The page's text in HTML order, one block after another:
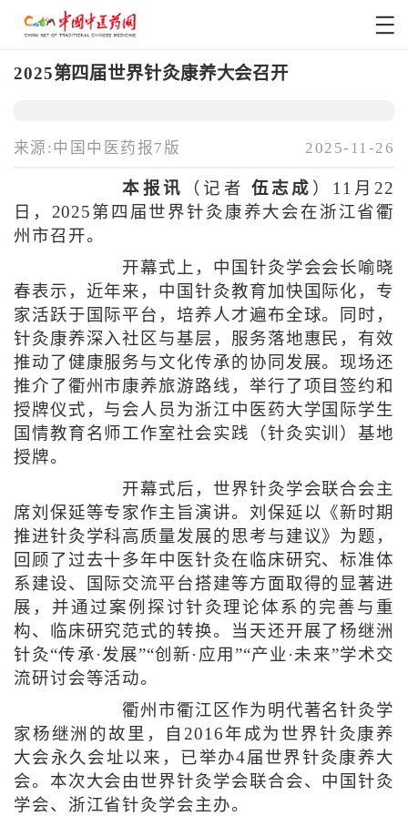
2025第四届世界针灸康养大会召开
来源:中国中医药报7版 2025-11-26
本报讯 （记者 伍志成 ）11月22
日，2025第四届世界针灸康养大会在浙江省衢
州市召开。
开幕式上，中国针灸学会会长喻晓
春表示，近年来，中国针灸教育加快国际化，专
家活跃于国际平台，培养人才遍布全球。同时，
针灸康养深入社区与基层，服务落地惠民，有效
推动了健康服务与文化传承的协同发展。现场还
推介了衢州市康养旅游路线，举行了项目签约和
授牌仪式，与会人员为浙江中医药大学国际学生
国情教育名师工作室社会实践（针灸实训）基地
授牌。
开幕式后，世界针灸学会联合会主
席刘保延等专家作主旨演讲。刘保延以《新时期
推进针灸学科高质量发展的思考与建议》为题，
回顾了过去十多年中医针灸在临床研究、标准体
系建设、国际交流平台搭建等方面取得的显著进
展，并通过案例探讨针灸理论体系的完善与重
构、临床研究范式的转换。当天还开展了杨继洲
针灸“传承·发展”“创新·应用”“产业·未来”学术交
流研讨会等活动。
衢州市衢江区作为明代著名针灸学
家杨继洲的故里，自2016年成为世界针灸康养
大会永久会址以来，已举办4届世界针灸康养大
会。本次大会由世界针灸学会联合会、中国针灸
学会、浙江省针灸学会主办。